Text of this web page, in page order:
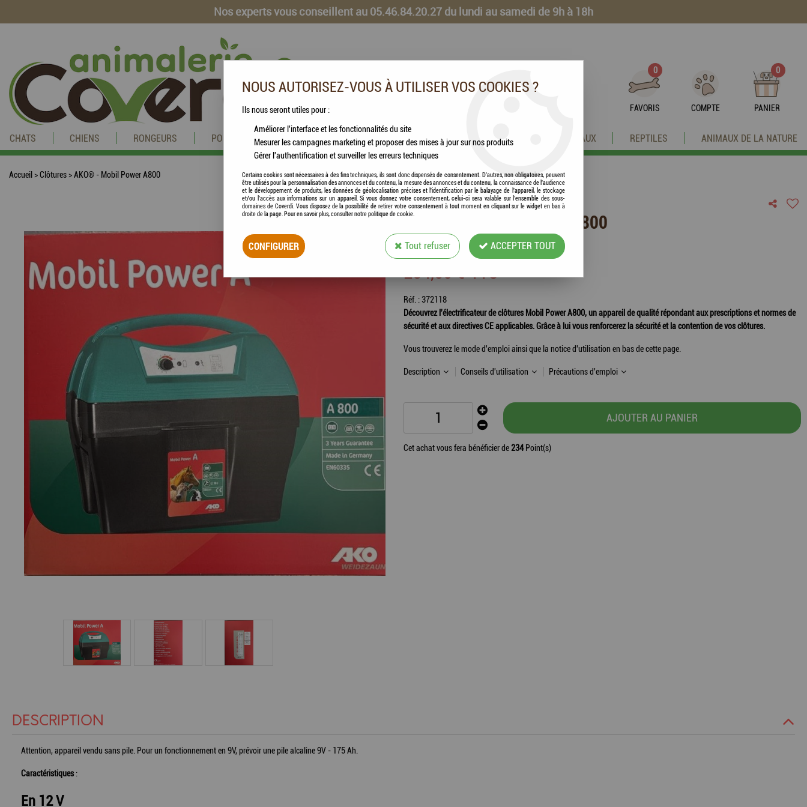
Nos experts vous conseillent au 05.46.84.20.27 du lundi au samedi de 9h à 18h
0
FAVORIS COMPTE
0
PANIER
CHATS CHIENS RONGEURS POISSONS CHEVAUX VOLAILLES ANIMAUX DE LA FERME OISEAUX REPTILES ANIMAUX DE LA NATURE
Accueil >Clôtures>AKO® - Mobil Power A800
AKO®
AKO® - MOBIL POWER A800
Soyez le premier à donner votre avis !
234,50 €TTC
Réf. :372118
Découvrez l'électrificateur de clôtures Mobil Power A800, un appareil de qualité répondant aux prescriptions et normes de
sécurité et aux directives CE applicables. Grâce à lui vous renforcerez la sécurité et la contention de vos clôtures.
Vous trouverez le mode d'emploi ainsi que la notice d'utilisation en bas de cette page.
Description Conseils d'utilisation Précautions d'emploi
AJOUTER AU PANIER
Cet achat vous fera bénéficier de234Point(s)
DESCRIPTION
Attention, appareil vendu sans pile. Pour un fonctionnement en 9V, prévoir une pile alcaline 9V - 175 Ah.
Caractéristiques:
En 12 V
NOUS AUTORISEZ-VOUS À UTILISER VOS COOKIES ?
Ils nous seront utiles pour :
Améliorer l'interface et les fonctionnalités du site
Mesurer les campagnes marketing et proposer des mises à jour sur nos produits
Gérer l'authentification et surveiller les erreurs techniques
Certains cookies sont nécessaires à des fins techniques, ils sont donc dispensés de consentement. D'autres, non obligatoires, peuvent
être utilisés pour la personnalisation des annonces et du contenu, la mesure des annonces et du contenu, la connaissance de l'audience
et le développement de produits, les données de géolocalisation précises et l'identification par le balayage de l'appareil, le stockage
et/ou l'accès aux informations sur un appareil. Si vous donnez votre consentement, celui-ci sera valable sur l’ensemble des sous-
domaines de Coverdi. Vous disposez de la possibilité de retirer votre consentement à tout moment en cliquant sur le widget en bas à
droite de la page. Pour en savoir plus, consulter notre politique de cookie.
CONFIGURER Tout refuser ACCEPTER TOUT